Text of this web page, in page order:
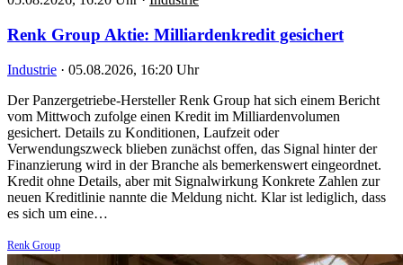
Renk Group Aktie: Milliardenkredit gesichert
Industrie · 05.08.2026, 16:20 Uhr
Der Panzergetriebe-Hersteller Renk Group hat sich einem Bericht
vom Mittwoch zufolge einen Kredit im Milliardenvolumen
gesichert. Details zu Konditionen, Laufzeit oder
Verwendungszweck blieben zunächst offen, das Signal hinter der
Finanzierung wird in der Branche als bemerkenswert eingeordnet.
Kredit ohne Details, aber mit Signalwirkung Konkrete Zahlen zur
neuen Kreditlinie nannte die Meldung nicht. Klar ist lediglich, dass
es sich um eine…
Renk Group